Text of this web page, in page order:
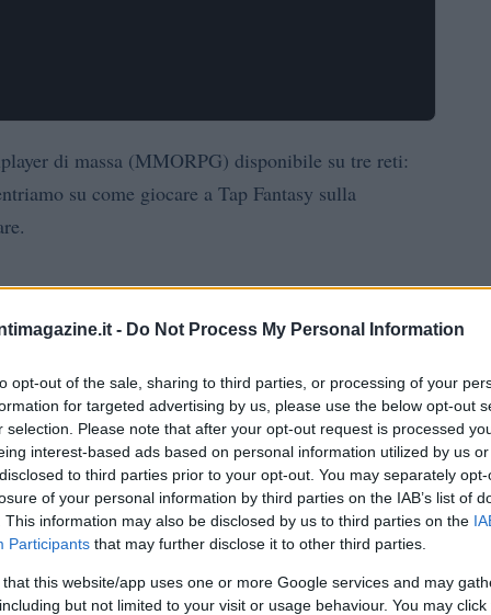
- Do Not Process My Personal Information
opt-out of the sale, sharing to third parties, or processing of your
for targeted advertising by us, please use the below opt-out
selection. Please note that after your opt-out request is processed
interest-based ads based on personal information utilized by us
to third parties prior to your opt-out. You may separately
of your personal information by third parties on the IAB’s list of
This information may also be disclosed by us to third parties on the
Participants that may further disclose it to other third parties.
that this website/app uses one or more Google services and may
but not limited to your visit or usage behaviour. You may
di massa (MMORPG) disponibile su tre reti:
su come giocare a Tap Fantasy sulla
volta del gioco Tap Fantasy nell’agosto del 2023,
TON Foundation e successivamente è stato
del progetto nel 2023 è stato reso possibile grazie
TON e ai test beta chiusi.
dove i giocatori possono esplorare il mondo
a battaglie PvP e guadagnare token
il gioco è accessibile direttamente tramite
ricompense sotto forma di NFT, $TON e